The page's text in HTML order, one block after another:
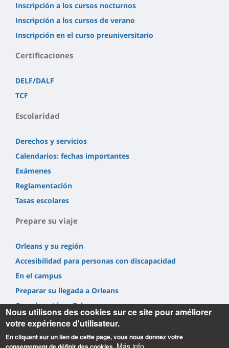
Inscripción a los cursos nocturnos
Inscripción a los cursos de verano
Inscripción en el curso preuniversitario
Certificaciones
DELF/DALF
TCF
Escolaridad
Derechos y servicios
Calendarios: fechas importantes
Exámenes
Reglamentación
Tasas escolares
Prepare su viaje
Orleans y su región
Accesibilidad para personas con discapacidad
En el campus
Preparar su llegada a Orleans
Cuando esté en Orleans
Nous utilisons des cookies sur ce site pour améliorer
votre expérience d'utilisateur.
En cliquant sur un lien de cette page, vous nous donnez votre
Más info